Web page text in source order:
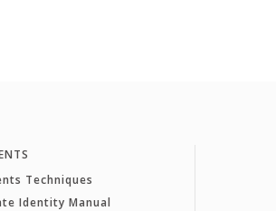
Techniques
Identity Manual